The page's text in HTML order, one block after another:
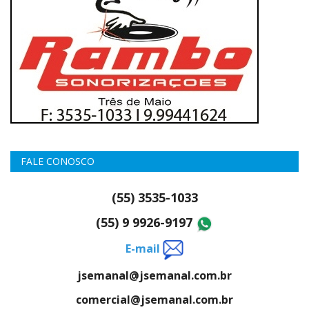
FALE CONOSCO
(55) 3535-1033
(55) 9 9926-9197
E-mail
jsemanal@jsemanal.com.br
comercial@jsemanal.com.br